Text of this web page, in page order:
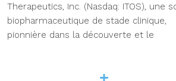
Therapeutics, Inc. (Nasdaq: ITOS), une
biopharmaceutique de stade clinique,
pionnière dans la découverte et le
Lire la suite